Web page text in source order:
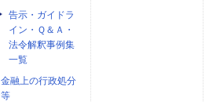
告示・ガイドラ
イン・Ｑ＆Ａ・
法令解釈事例集
一覧
金融上の行政処分
等